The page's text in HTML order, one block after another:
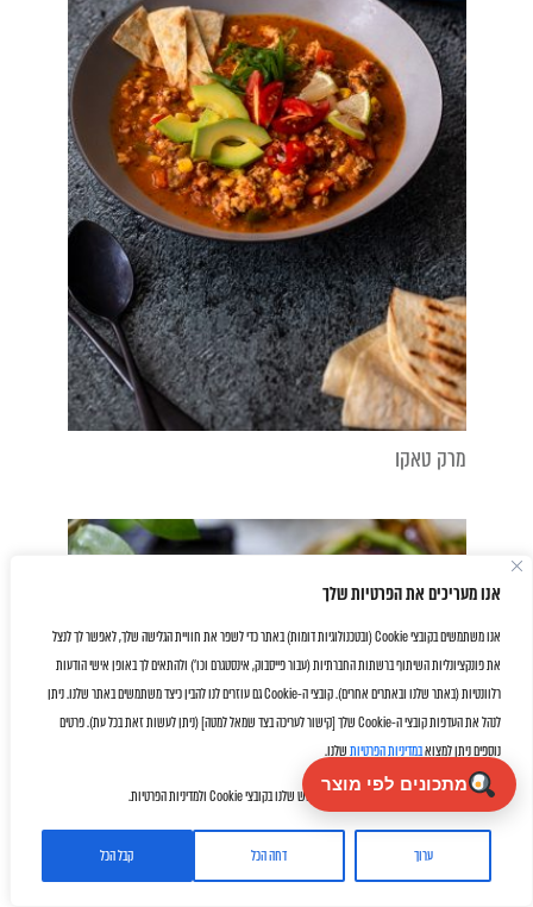
אנו מעריכים את הפרטיות שלך
אנו משתמשים בקובצי Cookie (ובטכנולוגיות דומות) באתר כדי לשפר את חוויית הגלישה שלך, לאפשר לך לנצל
את פונקציונליות השיתוף ברשתות החברתיות (עבור פייסבוק, אינסטגרם וכו') ולהתאים לך באופן אישי הודעות
רלוונטיות (באתר שלנו ובאתרים אחרים). קובצי ה-Cookie גם עוזרים לנו להבין כיצד משתמשים באתר שלנו. ניתן
לנהל את העדפות קובצי ה-Cookie שלך [קישור לעריכה בצד שמאל למטה] (ניתן לעשות זאת בכל עת). פרטים
נוספים ניתן למצואבמדיניות הפרטיותשלנו.
על ידי לחיצה על "אישור" את/ה מסכימ/ה לשימוש שלנו בקובצי Cookie ולמדיניות הפרטיות.
ערוך דחה הכל קבל הכל
מרק טאקו
Email
מתכונים לפי מוצר